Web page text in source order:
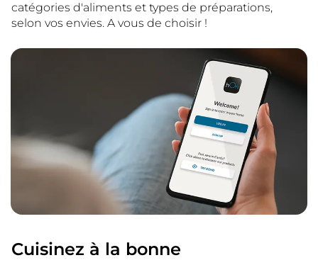
catégories d'aliments et types de préparations,
selon vos envies. A vous de choisir !
Cuisinez à la bonne